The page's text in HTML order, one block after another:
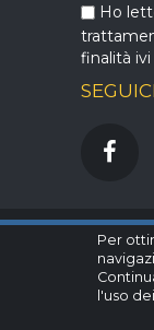
Ho
finalità
SEGUICI
P.IVA
int.
Per
l'uso